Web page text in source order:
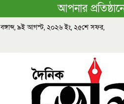
আপনার
বঙ্গাব্দ, ৯ই আগস্ট, ২০২৬ ইং, ২৫শে সফর,